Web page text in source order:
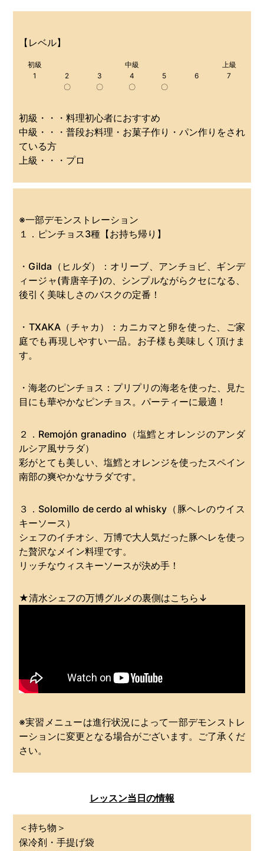
【レベル】
初級 中級
上級
1
2 3 4 5 6
7
〇
〇 〇 〇
初級・・・料理初心者におすすめ
中級・・・普段お料理・お菓子作り・パン作りをされ
ている方
上級・・・プロ
※一部デモンストレーション
１．ピンチョス3種【お持ち帰り】
・Gilda（ヒルダ）：オリーブ、アンチョビ、ギンデ
ィージャ(青唐辛子)の、シンプルながらクセになる、
後引く美味しさのバスクの定番！
・TXAKA（チャカ）：カニカマと卵を使った、ご家
庭でも再現しやすい一品。お子様も美味しく頂けま
す。
・海老のピンチョス：プリプリの海老を使った、見た
目にも華やかなピンチョス。パーティーに最適！
２．Remojón granadino（塩鱈とオレンジのアンダ
ルシア風サラダ）
彩がとても美しい、塩鱈とオレンジを使ったスペイン
南部の爽やかなサラダです。
３．Solomillo de cerdo al whisky（豚ヘレのウイス
キーソース）
シェフのイチオシ、万博で大人気だった豚ヘレを使っ
た贅沢なメイン料理です。
リッチなウィスキーソースが決め手！
★清水シェフの万博グルメの裏側はこちら↓
※実習メニューは進行状況によって一部デモンストレ
ーションに変更となる場合がございます。ご了承くだ
さい。
レッスン当日の情報
＜持ち物＞
保冷剤・手提げ袋